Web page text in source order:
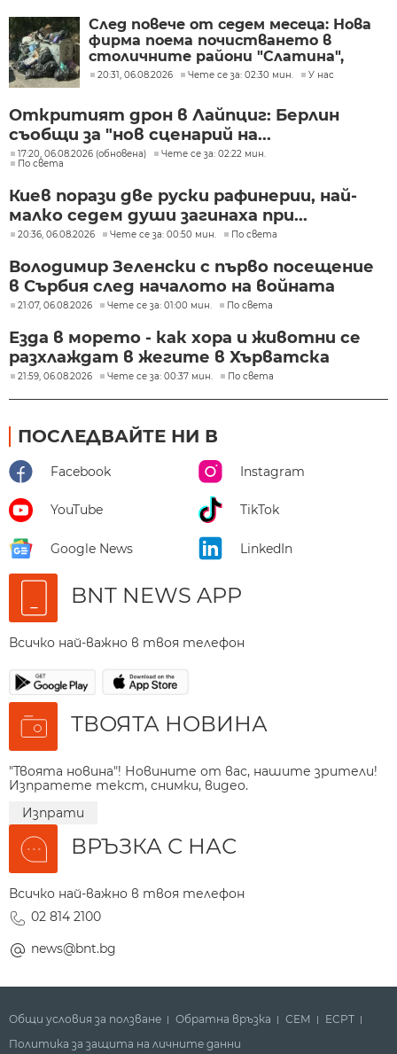
След повече от седем месеца: Нова
фирма поема почистването в
столичните райони "Слатина",
"Подуяне" и "Изгрев"
20:31, 06.08.2026 Чете се за: 02:30 мин. У нас
Откритият дрон в Лайпциг: Берлин
съобщи за "нов сценарий на...
17:20, 06.08.2026 (обновена)
Чете се за: 02:22 мин.
По света
Киев порази две руски рафинерии, най-
малко седем души загинаха при...
20:36, 06.08.2026 Чете се за: 00:50 мин. По света
Володимир Зеленски с първо посещение
в Сърбия след началото на войната
21:07, 06.08.2026 Чете се за: 01:00 мин. По света
Езда в морето - как хора и животни се
разхлаждат в жегите в Хърватска
21:59, 06.08.2026 Чете се за: 00:37 мин. По света
ПОСЛЕДВАЙТЕ НИ В
Facebook Instagram
YouTube TikTok
Google News LinkedIn
BNT NEWS APP
Всичко най-важно в твоя телефон
ТВОЯТА НОВИНА
"Твоята новина"! Новините от вас, нашите зрители!
Изпратете текст, снимки, видео.
Изпрати
ВРЪЗКА С НАС
Всичко най-важно в твоя телефон
02 814 2100
news@bnt.bg
Общи условия за ползване Обратна връзка СЕМ
ECPT
Политика за защита на личните данни